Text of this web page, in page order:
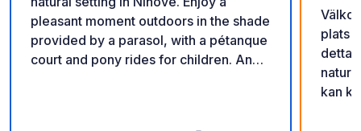
pleasant moment outdoors in the shade
provided by a parasol, with a pétanque
court and pony rides for children. An
plats
detta
natur
kan